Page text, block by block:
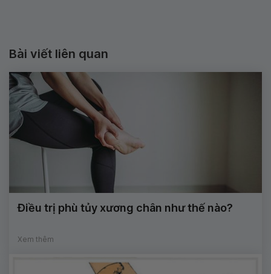
Bài viết liên quan
Điều trị phù tủy xương chân như thế nào?
Xem thêm